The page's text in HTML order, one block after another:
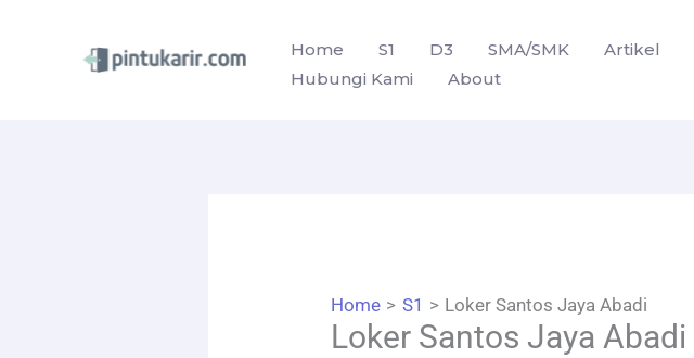
Home S1 D3 SMA/SMK Artikel
Hubungi Kami
About
Home S1 Loker Santos Jaya Abadi
Loker Santos Jaya Abadi